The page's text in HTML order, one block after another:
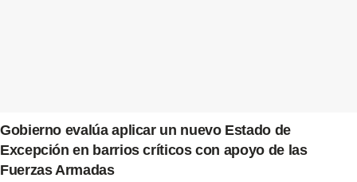
Gobierno evalúa aplicar un nuevo Estado de
Excepción en barrios críticos con apoyo de las
Fuerzas Armadas